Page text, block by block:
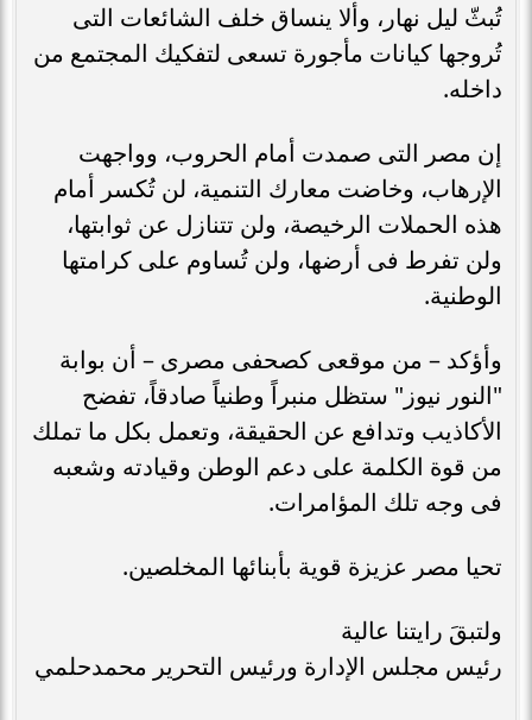
تُبثّ ليل نهار، وألا ينساق خلف الشائعات التى
تُروجها كيانات مأجورة تسعى لتفكيك المجتمع من
داخله.
إن مصر التى صمدت أمام الحروب، وواجهت
الإرهاب، وخاضت معارك التنمية، لن تُكسر أمام
هذه الحملات الرخيصة، ولن تتنازل عن ثوابتها،
ولن تفرط فى أرضها، ولن تُساوم على كرامتها
الوطنية.
وأؤكد – من موقعى كصحفى مصرى – أن بوابة
"النور نيوز" ستظل منبراً وطنياً صادقاً، تفضح
الأكاذيب وتدافع عن الحقيقة، وتعمل بكل ما تملك
من قوة الكلمة على دعم الوطن وقيادته وشعبه
فى وجه تلك المؤامرات.
تحيا مصر عزيزة قوية بأبنائها المخلصين.
ولتبقَ رايتنا عالية
رئيس مجلس الإدارة ورئيس التحرير محمدحلمي